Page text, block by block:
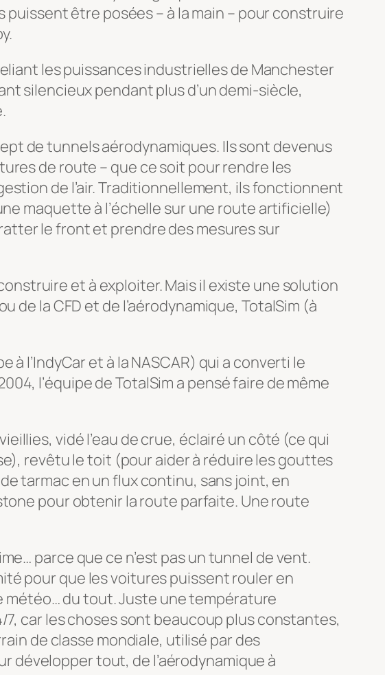
être posées – à la main – pour construire
les puissances industrielles de Manchester
silencieux pendant plus d’un demi-siècle,
de tunnels aérodynamiques. Ils sont devenus
de route – que ce soit pour rendre les
de l’air. Traditionnellement, ils fonctionnent
maquette à l’échelle sur une route artificielle)
le front et prendre des mesures sur
et à exploiter. Mais il existe une solution
de la CFD et de l’aérodynamique, TotalSim (à
l’IndyCar et à la NASCAR) qui a converti le
l’équipe de TotalSim a pensé faire de même
vidé l’eau de crue, éclairé un côté (ce qui
revêtu le toit (pour aider à réduire les gouttes
tarmac en un flux continu, sans joint, en
pour obtenir la route parfaite. Une route
parce que ce n’est pas un tunnel de vent.
pour que les voitures puissent rouler en
météo… du tout. Juste une température
car les choses sont beaucoup plus constantes,
de classe mondiale, utilisé par des
développer tout, de l’aérodynamique à